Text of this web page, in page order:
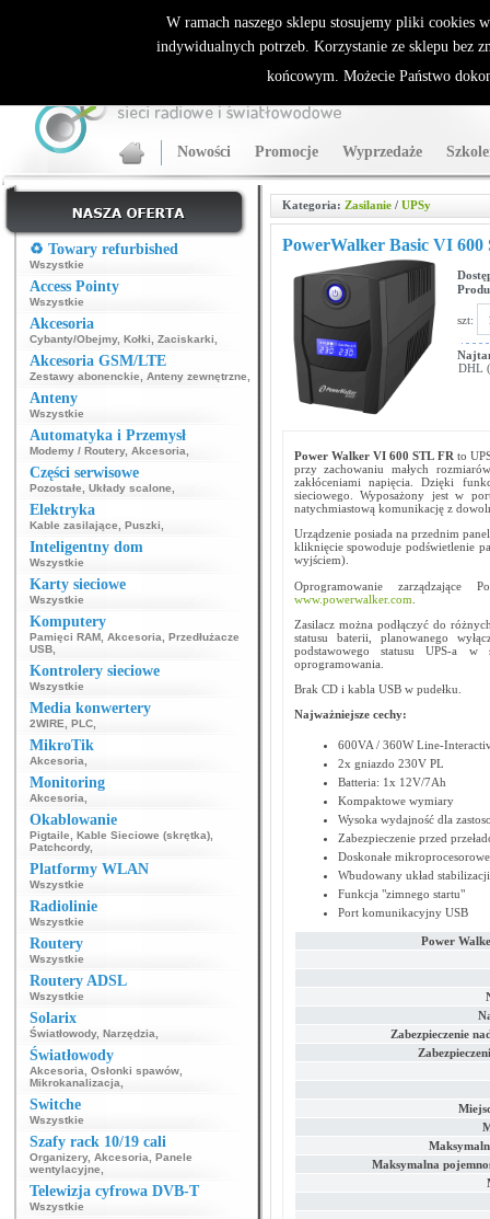
ALLNET.PL Sieci bezprzewodowe - generalny dystrybutor Sparklan
Nowości Promocje Wyprzedaże
♻️ Towary refurbished
Wszystkie
Access Pointy
Wszystkie
Akcesoria
Cybanty/Obejmy, Kołki Zaciskarki
Akcesoria GSM/LTE
Zestawy abonenckie Anteny zewnętrzne
Anteny
Wszystkie
Automatyka i Przemysł
Modemy / Routery, Akcesoria
Części serwisowe
Pozostałe Układy scalone
Elektryka
Kable zasilające Puszki
Inteligentny dom
Wszystkie
Karty sieciowe
Wszystkie
Komputery
Pamięci RAM Akcesoria
Przedłużacze
USB
Kontrolery sieciowe
Wszystkie
Media konwertery
2WIRE PLC
MikroTik
Akcesoria
Monitoring
Akcesoria
Okablowanie
Pigtaile Kable Sieciowe (skrętka)
Patchcordy,
Platformy WLAN
Wszystkie
Radiolinie
Wszystkie
Routery
Wszystkie
Routery ADSL
Wszystkie
Solarix
Światłowody, Narzędzia
Światłowody
Akcesoria Osłonki spawów
Mikrokanalizacja
Switche
Wszystkie
Szafy rack 10/19 cali
Organizery, Akcesoria
Panele
wentylacyjne
Telewizja cyfrowa DVB-T
Wszystkie
Kategoria: Zasilanie/ UPSy
PowerWalker Basic VI 600
szt:
DHL
Power Walker VI 600 STL FR to
przy zachowaniu małych
zakłóceniami napięcia. Dzięki
sieciowego. Wyposażony jest w
natychmiastową komunikację z
Urządzenie posiada na przednim
kliknięcie spowoduje podświetlenie
wyjściem).
Oprogramowanie
www.powerwalker.com
Zasilacz można podłączyć do
statusu baterii, planowanego
podstawowego statusu UPS-a
oprogramowania.
Brak CD i kabla USB w pudełku.
Najważniejsze cechy:
600VA / 360W Line-
2x gniazdo 230V PL
Batteria: 1x 12V/7Ah
Kompaktowe wymiary
Wysoka wydajność dla
Zabezpieczenie przed
Doskonałe
Wbudowany układ
Funkcja "zimnego startu"
Port komunikacyjny USB
Power
Zabezpieczenie
Maksymalna
W ramach naszego sklepu stosujemy pliki cookies
indywidualnych potrzeb. Korzystanie ze sklepu bez
końcowym. Możecie Państwo